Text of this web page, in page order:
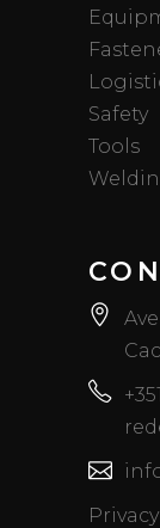
Safety
Tools